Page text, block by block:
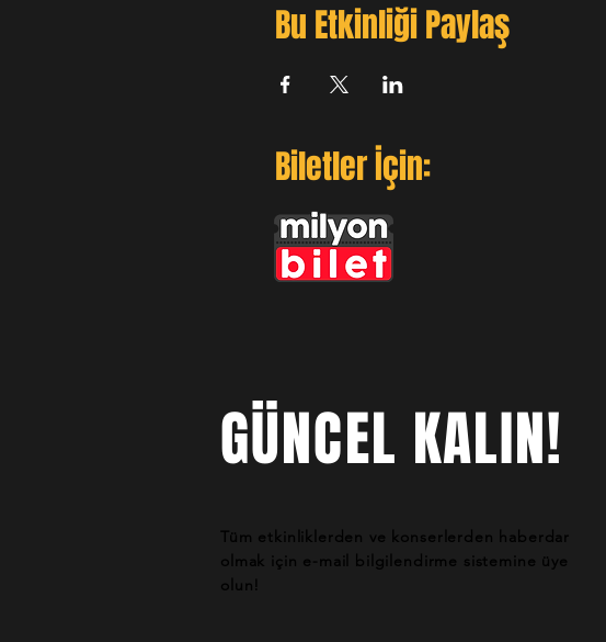
Bu Etkinliği Paylaş
Biletler İçin:
GÜNCEL KALIN!
Tüm etkinliklerden ve konserlerden haberdar
olmak için e-mail bilgilendirme sistemine üye
olun!